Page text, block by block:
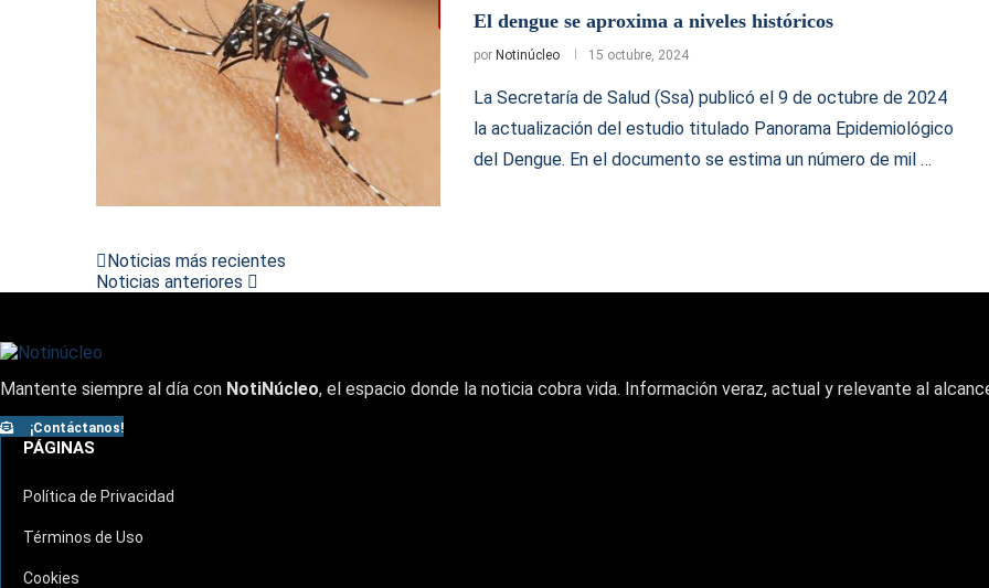
El dengue se aproxima a niveles históricos
por Notinúcleo 15 octubre, 2024
La Secretaría de Salud (Ssa) publicó el 9 de octubre de 2024
la actualización del estudio titulado Panorama Epidemiológico
del Dengue. En el documento se estima un número de mil …
Noticias más recientes
Noticias anteriores
Mantente siempre al día con NotiNúcleo, el espacio donde la noticia cobra vida. Información veraz, actual y relevante al
¡Contáctanos!
PÁGINAS
Política de Privacidad
Términos de Uso
Cookies